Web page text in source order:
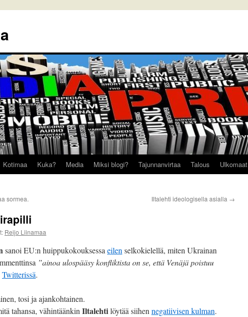
Kotimaa Kuka? Media Miksi blogi? Tajunnanvirtaa Talous Ulkomaat
sormea. Iltalehti ideologisella asialla →
Reijo Liinamaa
sanoi EU:n huippukokouksessa eilen selkokielellä, miten Ukrainan
”ainoa ulospääsy konfliktista on se, että Venäjä poistuu
Twitterissä.
tosi ja ajankohtainen.
tahansa, vähintäänkin Iltalehtilöytää siihen negatiivisen kulman.